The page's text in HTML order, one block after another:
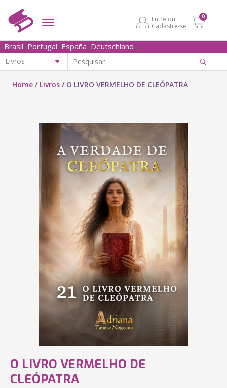
Entre ou
Cadastre-se
0
Brasil Portugal España Deutschland
Home / Livros / O LIVRO VERMELHO DE CLEÓPATRA
O LIVRO VERMELHO DE
CLEÓPATRA